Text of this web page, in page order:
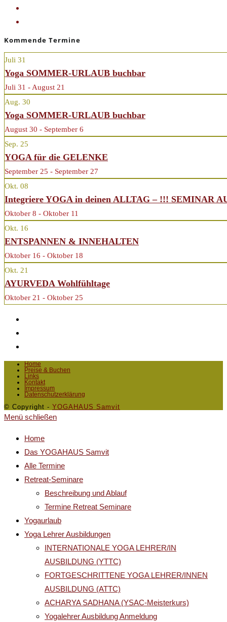
Kommende Termine
Juli 31
Yoga SOMMER-URLAUB buchbar
Juli 31 - August 21
Aug. 30
Yoga SOMMER-URLAUB buchbar
August 30 - September 6
Sep. 25
YOGA für die GELENKE
September 25 - September 27
Okt. 08
Integriere YOGA in deinen ALLTAG – !!! SEMINAR
Oktober 8 - Oktober 11
Okt. 16
ENTSPANNEN & INNEHALTEN
Oktober 16 - Oktober 18
Okt. 21
AYURVEDA Wohlfühltage
Oktober 21 - Oktober 25
Home
Preise & Buchen
Links
Kontakt
Impressum
Datenschutzerklärung
© Copyright - YOGAHAUS Samvit
Menü schließen
Home
Das YOGAHAUS Samvit
Alle Termine
Retreat-Seminare
Beschreibung und Ablauf
Termine Retreat Seminare
Yogaurlaub
Yoga Lehrer Ausbildungen
INTERNATIONALE YOGA LEHRER/IN
AUSBILDUNG (YTTC)
FORTGESCHRITTENE YOGA LEHRER/INNEN
AUSBILDUNG (ATTC)
ACHARYA SADHANA (YSAC-Meisterkurs)
Yogalehrer Ausbildung Anmeldung